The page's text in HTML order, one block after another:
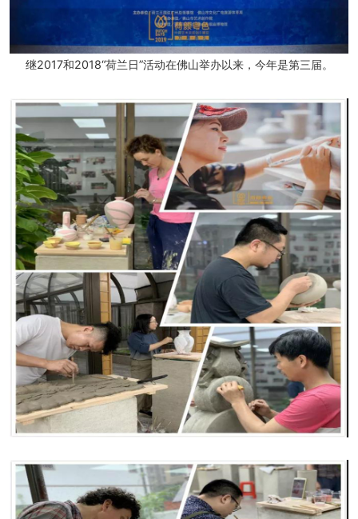
继2017和2018“荷兰日”活动在佛山举办以来，今年是第三届。